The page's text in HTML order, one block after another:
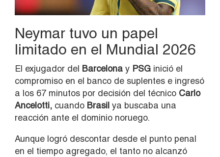
Neymar tuvo un papel
limitado en el Mundial 2026
El exjugador del Barcelona y PSG inició el
compromiso en el banco de suplentes e ingresó
a los 67 minutos por decisión del técnico Carlo
Ancelotti, cuando Brasil ya buscaba una
reacción ante el dominio noruego.
Aunque logró descontar desde el punto penal
en el tiempo agregado, el tanto no alcanzó